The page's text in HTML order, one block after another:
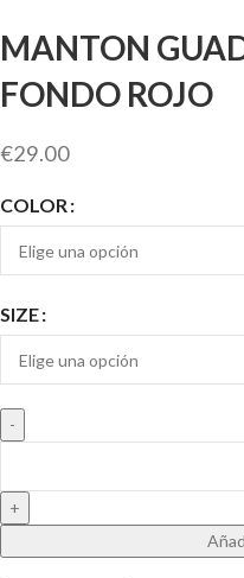
MANTON
FONDO ROJO
€29.00
COLOR
SIZE